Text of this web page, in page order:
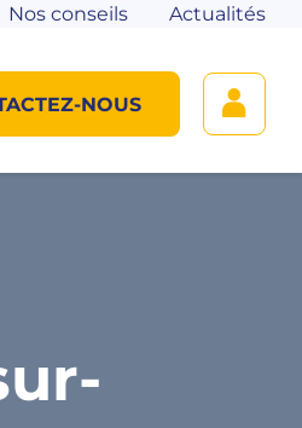
Nos conseils Actualités
NOUS